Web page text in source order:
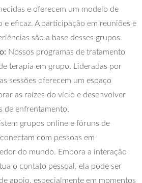
e oferecem um modelo de
e eficaz. A participação em reuniões e
são a base desses grupos.
Nossos programas de tratamento
terapia em grupo. Lideradas por
sessões oferecem um espaço
as raízes do vício e desenvolver
de enfrentamento.
grupos online e fóruns de
com pessoas em
do mundo. Embora a interação
o contato pessoal, ela pode ser
apoio, especialmente em momentos